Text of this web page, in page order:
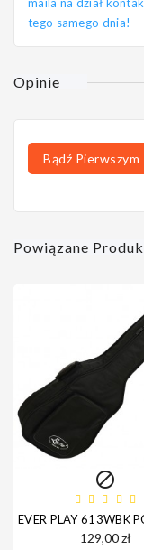
tego samego dnia!
Opinie
Bądź
Powiązane

EVER PLAY 613WBK
129,00 zł